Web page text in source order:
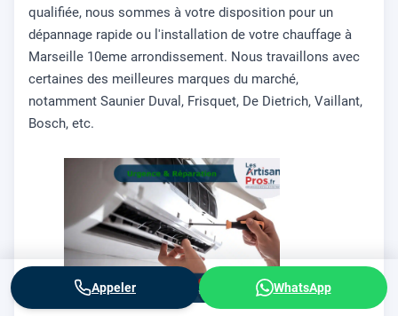
qualifiée, nous sommes à votre disposition pour un
dépannage rapide ou l'installation de votre chauffage à
Marseille 10eme arrondissement. Nous travaillons avec
certaines des meilleures marques du marché,
notamment Saunier Duval, Frisquet, De Dietrich, Vaillant,
Bosch, etc.
Appeler WhatsApp